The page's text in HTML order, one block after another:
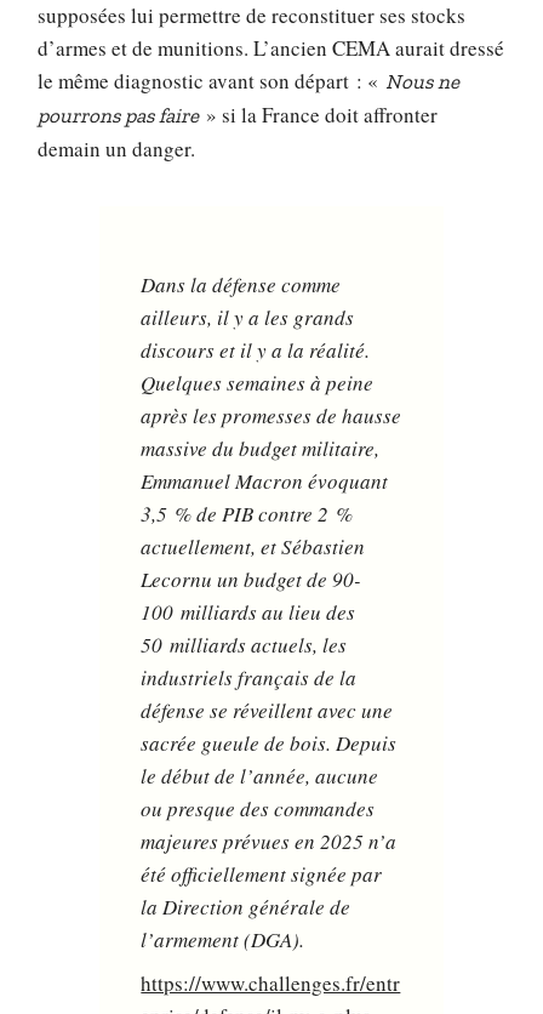
supposées lui permettre de reconstituer ses stocks
d’armes et de munitions. L’ancien CEMA aurait dressé
le même diagnostic avant son départ : « Nous ne
pourrons pas faire» si la France doit affronter
demain un danger.
Dans la défense comme
ailleurs, il y a les grands
discours et il y a la réalité.
Quelques semaines à peine
après les promesses de hausse
massive du budget militaire,
Emmanuel Macron évoquant
3,5 % de PIB contre 2 %
actuellement, et Sébastien
Lecornu un budget de 90-
100 milliards au lieu des
50 milliards actuels, les
industriels français de la
défense se réveillent avec une
sacrée gueule de bois. Depuis
le début de l’année, aucune
ou presque des commandes
majeures prévues en 2025 n’a
été officiellement signée par
la Direction générale de
l’armement (DGA).
https://www.challenges.fr/entr